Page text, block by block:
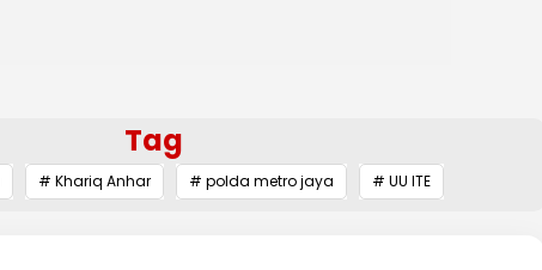
Tag
# Khariq Anhar # polda metro jaya # UU ITE